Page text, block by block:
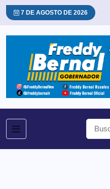
7 DE AGOSTO DE 2026